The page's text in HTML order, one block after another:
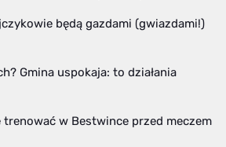
będą gazdami (gwiazdami!)
Gmina uspokaja: to działania
trenować w Bestwince przed meczem